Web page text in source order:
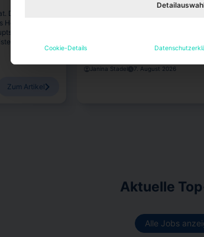
Der bisherige
wird
leiten.
Dominik
Zum Artikel
Meyder-Cyrus ab
Janina Stadel 7. August 2026
Aktuelle
Alle Jobs
Cookie-Details